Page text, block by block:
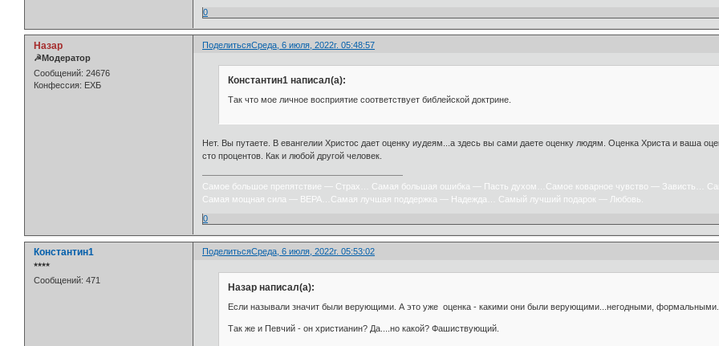
0
ПоделитьсяСреда, 6 июля, 2022г. 05:48:57
Назар
☭Модератор
Сообщений: 24676
Конфессия: ЕХБ Константин1 написал(а):
Так что мое личное восприятие соответствует библейской доктрине.
Нет. Вы путаете. В евангелии Христос дает оценку иудеям...а здесь вы сами даете оценку людям. Оценка Христа и ваша
сто процентов. Как и любой другой человек.
Самое большое препятствие — Страх… Самая большая ошибка — Пасть духом…Самое коварное чувство — Зависть…
Самая мощная сила — ВЕРА…Самая лучшая поддержка — Надежда… Самый лучший подарок — Любовь.
0
ПоделитьсяСреда, 6 июля, 2022г. 05:53:02
Константин1
⭒⭒⭒⭒
Сообщений: 471
Назар написал(а):
Если называли значит были верующими. А это уже оценка - какими они были верующими...негодными,
Так же и Певчий - он христианин? Да....но какой? Фашиствующий.